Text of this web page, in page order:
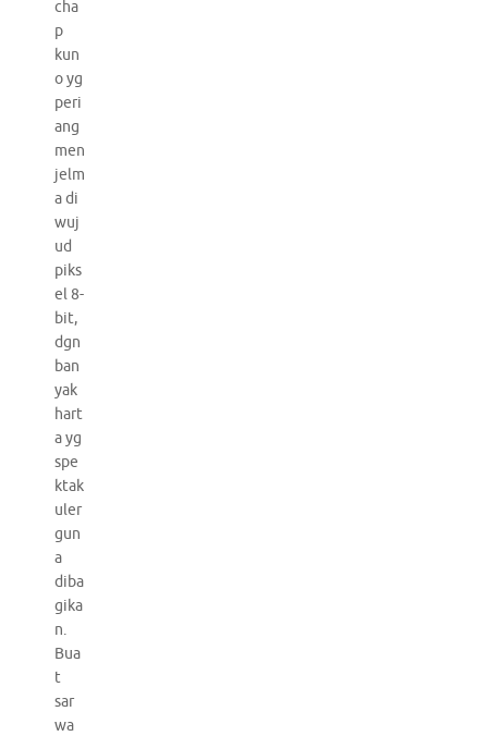
cha
p
kun
o yg
peri
ang
men
jelm
a di
wuj
ud
piks
el 8-
bit,
dgn
ban
yak
hart
a yg
spe
ktak
uler
gun
a
diba
gika
n.
Bua
t
sar
wa